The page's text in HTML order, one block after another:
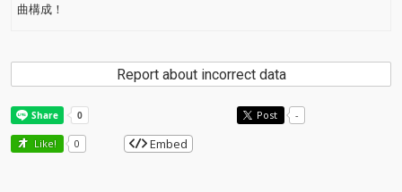
曲構成！
Report about incorrect data
Post -
Like! 0 Embed